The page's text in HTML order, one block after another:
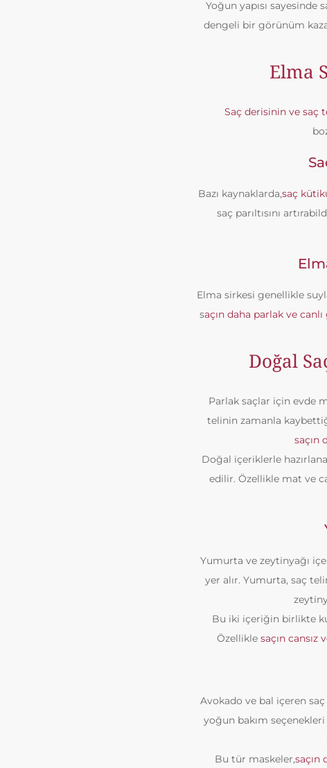
Yoğun yapısı sayesinde
dengeli bir görünüm
Elma
Saç derisinin ve saç
Bazı kaynaklarda,saç
saç parıltısını
Elma sirkesi genellikle
saçın daha parlak ve
Doğal
Parlak saçlar için evde
telinin zamanla
saçın
Doğal içeriklerle
edilir. Özellikle mat ve
Yumurta ve zeytinyağı
yer alır. Yumurta, saç
Bu iki içeriğin birlikte
Özellikle saçın cansız
Avokado ve bal içeren
yoğun bakım
Bu tür maskeler,saçın